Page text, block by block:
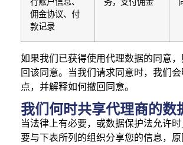
佣金协议、付
款记录
如果我们已获得使用代理数据的同意
回该同意。当我们请求同意时，我们
点，并解释如何撤回同意。
我们何时共享代理商的数
当法律上有必要，或数据保护法允许
要与下表所列的组织分享您的信息，原